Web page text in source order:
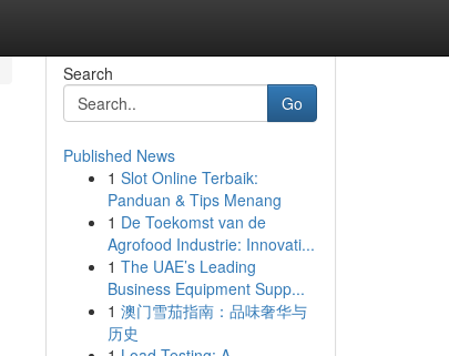
Search
Go
Published News
1 Slot Online Terbaik:
Panduan & Tips Menang
1 De Toekomst van de
Agrofood Industrie: Innovati...
1 The UAE’s Leading
Business Equipment Supp...
1 澳门雪茄指南：品味奢华与
历史